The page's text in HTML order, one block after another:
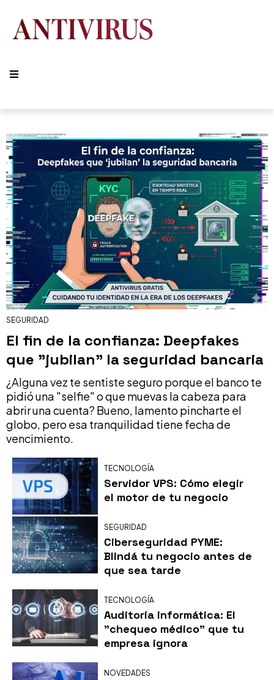
SEGURIDAD
El fin de la confianza: Deepfakes
que "jubilan" la seguridad bancaria
¿Alguna vez te sentiste seguro porque el banco te
pidió una "selfie" o que muevas la cabeza para
abrir una cuenta? Bueno, lamento pincharte el
globo, pero esa tranquilidad tiene fecha de
vencimiento.
TECNOLOGÍA
Servidor VPS: Cómo elegir
el motor de tu negocio
SEGURIDAD
Ciberseguridad PYME:
Blindá tu negocio antes de
que sea tarde
TECNOLOGÍA
Auditoría informática: El
"chequeo médico" que tu
empresa ignora
NOVEDADES